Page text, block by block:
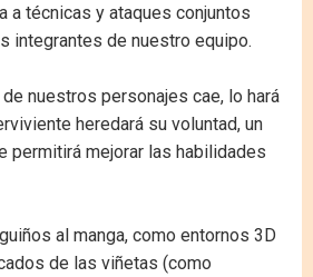
a técnicas y ataques conjuntos
integrantes de nuestro equipo.
nuestros personajes cae, lo hará
heredará su voluntad, un
permitirá mejorar las habilidades
al manga, como entornos 3D
de las viñetas (como